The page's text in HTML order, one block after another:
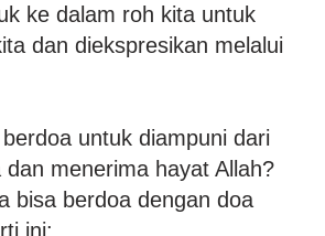
ke dalam roh kita untuk
dan diekspresikan melalui
untuk diampuni dari
dan menerima hayat Allah?
bisa berdoa dengan doa
ini: